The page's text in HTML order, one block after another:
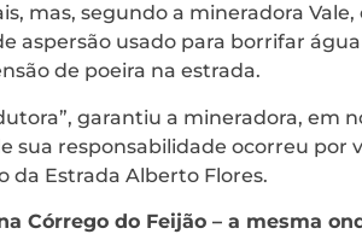
mas, segundo a mineradora
aspersão usado para borrifar
de poeira na estrada.
garantiu a mineradora, em
responsabilidade ocorreu por
da Estrada Alberto Flores.
Córrego do Feijão – a mesma